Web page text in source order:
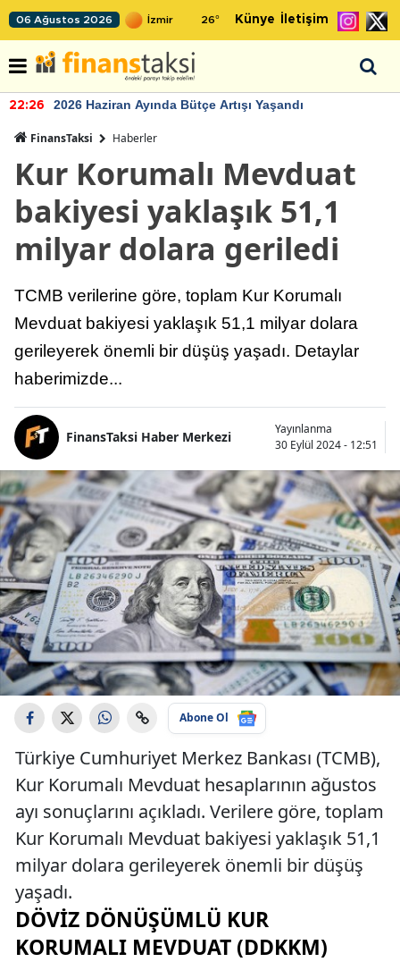
06 Ağustos 2026 26° Künye İletişim
22:26 2026 Haziran Ayında Bütçe Artışı Yaşandı
FinansTaksi Haberler
Kur Korumalı Mevduat
bakiyesi yaklaşık 51,1
milyar dolara geriledi
TCMB verilerine göre, toplam Kur Korumalı
Mevduat bakiyesi yaklaşık 51,1 milyar dolara
gerileyerek önemli bir düşüş yaşadı. Detaylar
haberimizde...
FinansTaksi Haber Merkezi
Yayınlanma
30 Eylül 2024 - 12:51
Abone Ol
Türkiye Cumhuriyet Merkez Bankası (TCMB),
Kur Korumalı Mevduat hesaplarının ağustos
ayı sonuçlarını açıkladı. Verilere göre, toplam
Kur Korumalı Mevduat bakiyesi yaklaşık 51,1
milyar dolara gerileyerek önemli bir düşüş
yaşadı.
DÖVIZ DÖNÜŞÜMLÜ KUR
KORUMALI MEVDUAT (DDKKM)